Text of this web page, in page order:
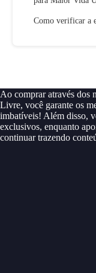
Como verificar a
Ao comprar através dos
Livre, você garante os
imbatíveis! Além disso,
exclusivos, enquanto
continuar trazendo